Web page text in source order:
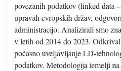
povezanih podatkov (linked data
upravah evropskih držav,
administracijo. Analizirali smo
v letih od 2014 do 2023.
počasno uveljavljanje LD-
podatkov. Metodologija temelji